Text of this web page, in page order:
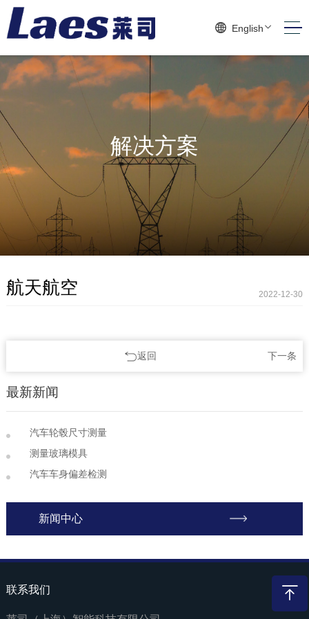
English
解决方案
航天航空 2022-12-30
返回 下一条
最新新闻
汽车轮毂尺寸测量
测量玻璃模具
汽车车身偏差检测
新闻中心
联系我们